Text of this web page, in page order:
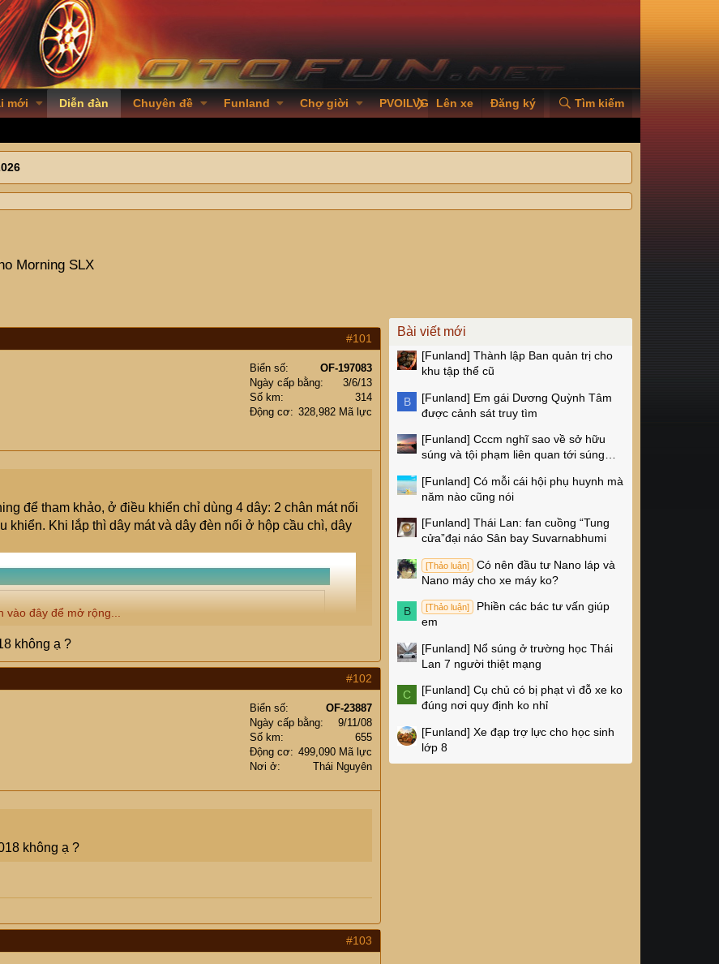
mới Diễn đàn Chuyên đề Funland Chợ giời PVOILVGC2026
Lên xe Đăng ký Tìm kiếm
Morning SLX
#101
Biển số
OF-197083
Ngày cấp bằng
3/6/13
Số km
314
Động cơ
328,982 Mã lực
để tham khảo, ở điều khiển chỉ dùng 4 dây: 2 chân mát nối
khiển. Khi lắp thì dây mát và dây đèn nối ở hộp cầu chì, dây
vào đây để mở rộng...
không ạ ?
#102
Biển số
OF-23887
Ngày cấp bằng
9/11/08
Số km
655
Động cơ
499,090 Mã lực
Nơi ở
Thái Nguyên
không ạ ?
#103
Bài viết mới
[Funland] Thành lập Ban quản trị cho
khu tập thể cũ
B [Funland] Em gái Dương Quỳnh Tâm
được cảnh sát truy tìm
[Funland] Cccm nghĩ sao về sở hữu
súng và tội phạm liên quan tới súng
[Funland] Có mỗi cái hội phụ huynh mà
năm nào cũng nói
[Funland] Thái Lan: fan cuồng “Tung
cửa”đại náo Sân bay Suvarnabhumi
[Thảo luận]
Có nên đầu tư Nano láp và
Nano máy cho xe máy ko?
B [Thảo luận]
Phiền các bác tư vấn giúp
em
[Funland] Nổ súng ở trường học Thái
Lan 7 người thiệt mạng
C [Funland] Cụ chủ có bị phạt vì đỗ xe ko
đúng nơi quy định ko nhỉ
[Funland] Xe đạp trợ lực cho học sinh
lớp 8